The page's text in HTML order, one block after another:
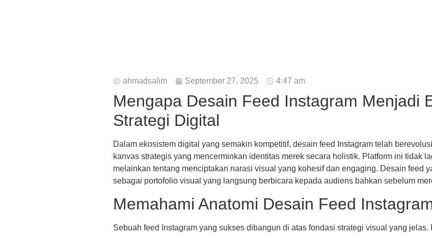
ahmadsalim September 27, 2025 4:47 am
Mengapa Desain Feed Instagram Menjadi
Strategi Digital
Dalam ekosistem digital yang semakin kompetitif, desain feed Instagram telah
kanvas strategis yang mencerminkan identitas merek secara holistik. Platform ini tidak
melainkan tentang menciptakan narasi visual yang kohesif dan engaging. Desain feed
sebagai portofolio visual yang langsung berbicara kepada audiens bahkan sebelum
Memahami Anatomi Desain Feed
Sebuah feed Instagram yang sukses dibangun di atas fondasi strategi visual yang